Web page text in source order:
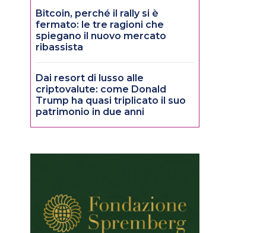
Bitcoin, perché il rally si è
fermato: le tre ragioni che
spiegano il nuovo mercato
ribassista
Dai resort di lusso alle
criptovalute: come Donald
Trump ha quasi triplicato il suo
patrimonio in due anni